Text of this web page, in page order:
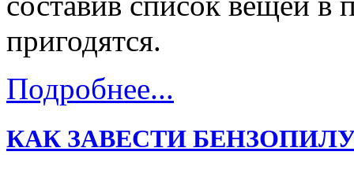
пригодятся.
Подробнее...
КАК ЗАВЕСТИ